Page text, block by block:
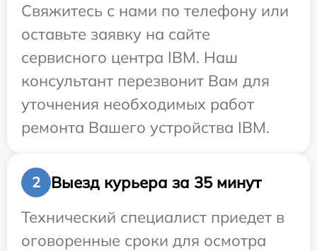
Свяжитесь с нами по телефону или
оставьте заявку на сайте
сервисного центра IBM. Наш
консультант перезвонит Вам для
уточнения необходимых работ
ремонта Вашего устройства IBM.
2
Выезд курьера за 35 минут
Технический специалист приедет в
оговоренные сроки для осмотра